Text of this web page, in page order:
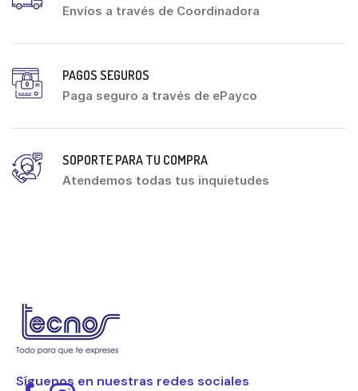
Envíos a través de Coordinadora
PAGOS SEGUROS
Paga seguro a través de ePayco
SOPORTE PARA TU COMPRA
Atendemos todas tus inquietudes
Síguenos en nuestras redes sociales